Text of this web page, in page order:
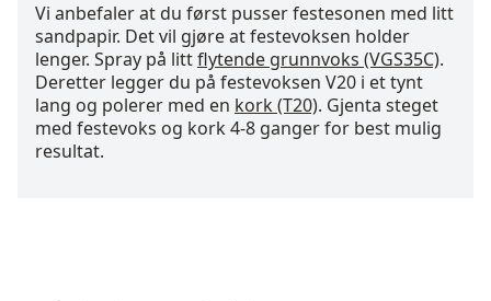
Vi anbefaler at du først pusser festesonen med litt
sandpapir. Det vil gjøre at festevoksen holder
lenger. Spray på littflytende grunnvoks (VGS35C).
Deretter legger du på festevoksen V20 i et tynt
lang og polerer med en kork (T20). Gjenta steget
med festevoks og kork 4-8 ganger for best mulig
resultat.